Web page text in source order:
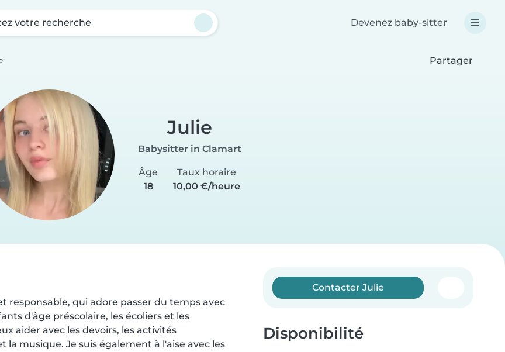
votre recherche Devenez baby-sitter
Partager
Julie
Babysitter in Clamart
Âge
18
Taux horaire
10,00 €/heure
responsable, qui adore passer du temps avec
d'âge préscolaire, les écoliers et les
aider avec les devoirs, les activités
musique. Je suis également à l'aise avec les
Contacter Julie
Disponibilité